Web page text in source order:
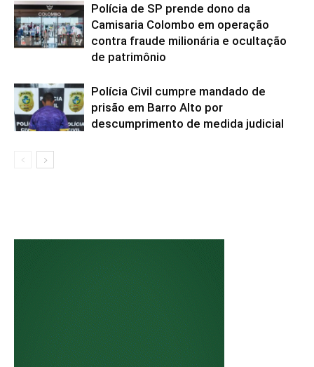
Polícia de SP prende dono da
Camisaria Colombo em operação
contra fraude milionária e ocultação
de patrimônio
Polícia Civil cumpre mandado de
prisão em Barro Alto por
descumprimento de medida judicial